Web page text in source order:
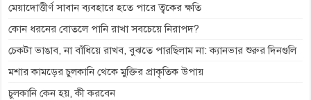
মেয়াদোত্তীর্ণ সাবান ব্যবহারে হতে পারে ত্বকের ক্ষতি
কোন ধরনের বোতলে পানি রাখা সবচেয়ে নিরাপদ?
চেকটা ভাঙাব, না বাঁধিয়ে রাখব, বুঝতে পারছিলাম না: ক্যানভার শুরুর দিনগুলি
মশার কামড়ের চুলকানি থেকে মুক্তির প্রাকৃতিক উপায়
চুলকানি কেন হয়, কী করবেন